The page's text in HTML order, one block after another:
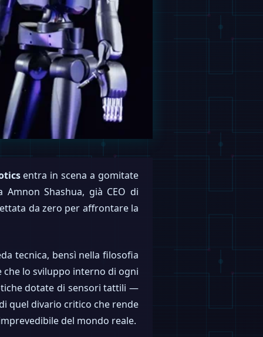
entra in scena a gomitate
Shashua, già CEO di
da zero per affrontare la
tecnica, bensì nella filosofia
lo sviluppo interno di ogni
dotate di sensori tattili —
quel divario critico che rende
del mondo reale.